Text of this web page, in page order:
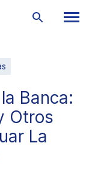
Banca:
Otros
La